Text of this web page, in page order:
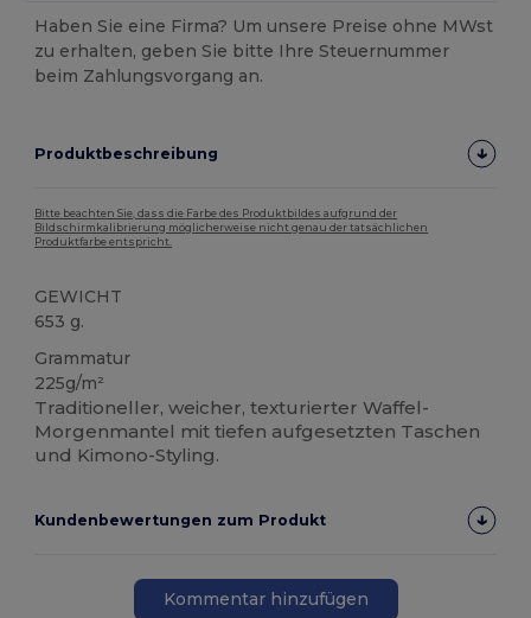
Haben Sie eine Firma? Um unsere Preise ohne MWst
zu erhalten, geben Sie bitte Ihre Steuernummer
beim Zahlungsvorgang an.
Produktbeschreibung
Bitte beachten Sie, dass die Farbe des Produktbildes aufgrund der
Bildschirmkalibrierung möglicherweise nicht genau der tatsächlichen
Produktfarbe entspricht.
GEWICHT
653 g.
Grammatur
225g/m²
Traditioneller, weicher, texturierter Waffel-
Morgenmantel mit tiefen aufgesetzten Taschen
und Kimono-Styling.
Kundenbewertungen zum Produkt
Kommentar hinzufügen